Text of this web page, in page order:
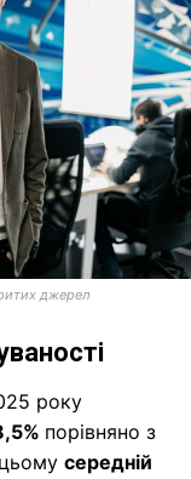
джерел
року
порівняно з
середній